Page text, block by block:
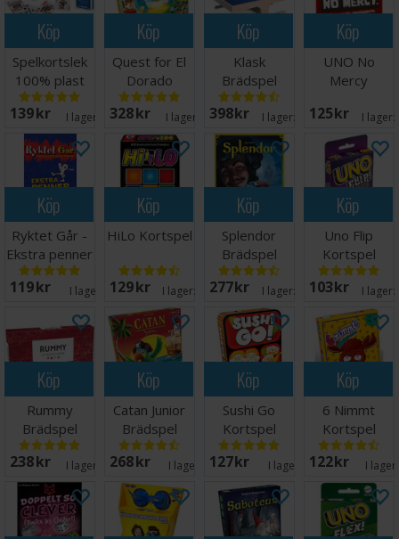
Köp
Spelkortslek
100% plast
139 SEK I lager: 13
Köp
Quest for El
Dorado
Brädspel
328 SEK I lager: 13
Köp
Klask
Brädspel
398 SEK I lager: 20+
Köp
UNO No
Mercy
125 SEK I lager:
Köp
Ryktet Går -
Ekstra penner
(8 stk)
119 SEK I lager:
Köp
HiLo Kortspel
129 SEK I lager: 20+
Köp
Splendor
Brädspel
277 SEK I lager: 20+
Köp
Uno Flip
Kortspel
103 SEK I lager:
Köp
Rummy
Brädspel
238 SEK I lager: 14
Köp
Catan Junior
Brädspel
268 SEK I lager:
Köp
Sushi Go
Kortspel
127 SEK I lager:
Köp
6 Nimmt
Kortspel
122 SEK I